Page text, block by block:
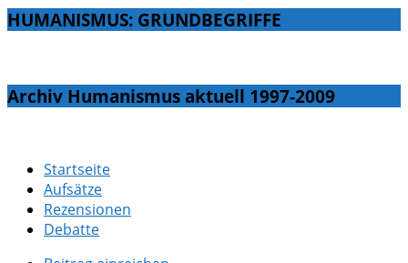
HUMANISMUS: GRUNDBEGRIFFE
Archiv Humanismus aktuell 1997-2009
Startseite
Aufsätze
Rezensionen
Debatte